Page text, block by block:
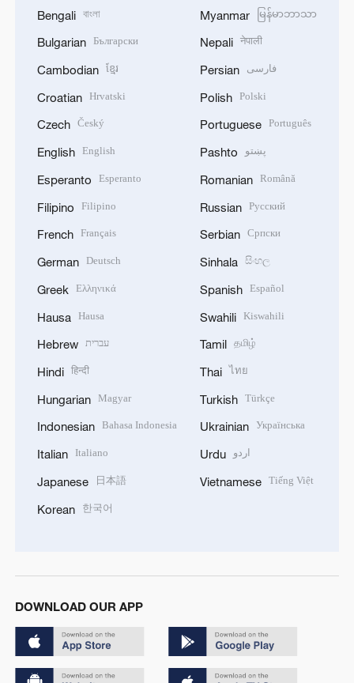
Bengali বাংলা
Bulgarian Български
Cambodian ខ្មែរ
Croatian Hrvatski
Czech Český
English English
Esperanto Esperanto
Filipino Filipino
French Français
German Deutsch
Greek Ελληνικά
Hausa Hausa
Hebrew עברית
Hindi हिन्दी
Hungarian Magyar
Indonesian Bahasa Indonesia
Italian Italiano
Japanese 日本語
Korean 한국어
Myanmar မြန်မာဘာသာ
Nepali नेपाली
Persian فارسی
Polish Polski
Portuguese Português
Pashto پښتو
Romanian Română
Russian Русский
Serbian Српски
Sinhala සිංහල
Spanish Español
Swahili Kiswahili
Tamil தமிழ்
Thai ไทย
Turkish Türkçe
Ukrainian Українська
Urdu اردو
Vietnamese Tiếng Việt
DOWNLOAD OUR APP